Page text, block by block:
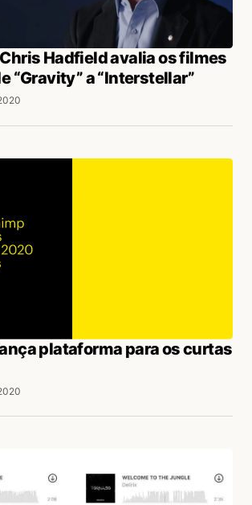
Hadfield avalia os filmes
“Gravity” a “Interstellar”
plataforma para os curtas